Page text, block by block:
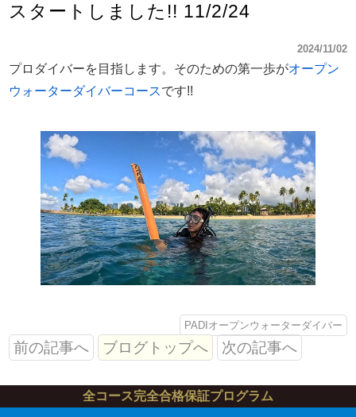
スタートしました!! 11/2/24
2024/11/02
プロダイバーを目指します。そのための第一歩がオープン
ウォーターダイバーコースです!!
PADIオープンウォーターダイバー
前の記事へ ブログトップへ 次の記事へ
全コース完全合格保証プログラム